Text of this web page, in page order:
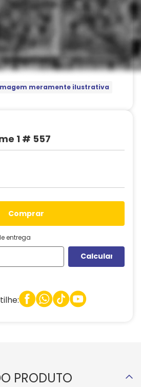
meramente ilustrativa
1 # 557
comprar
entrega
PRODUTO